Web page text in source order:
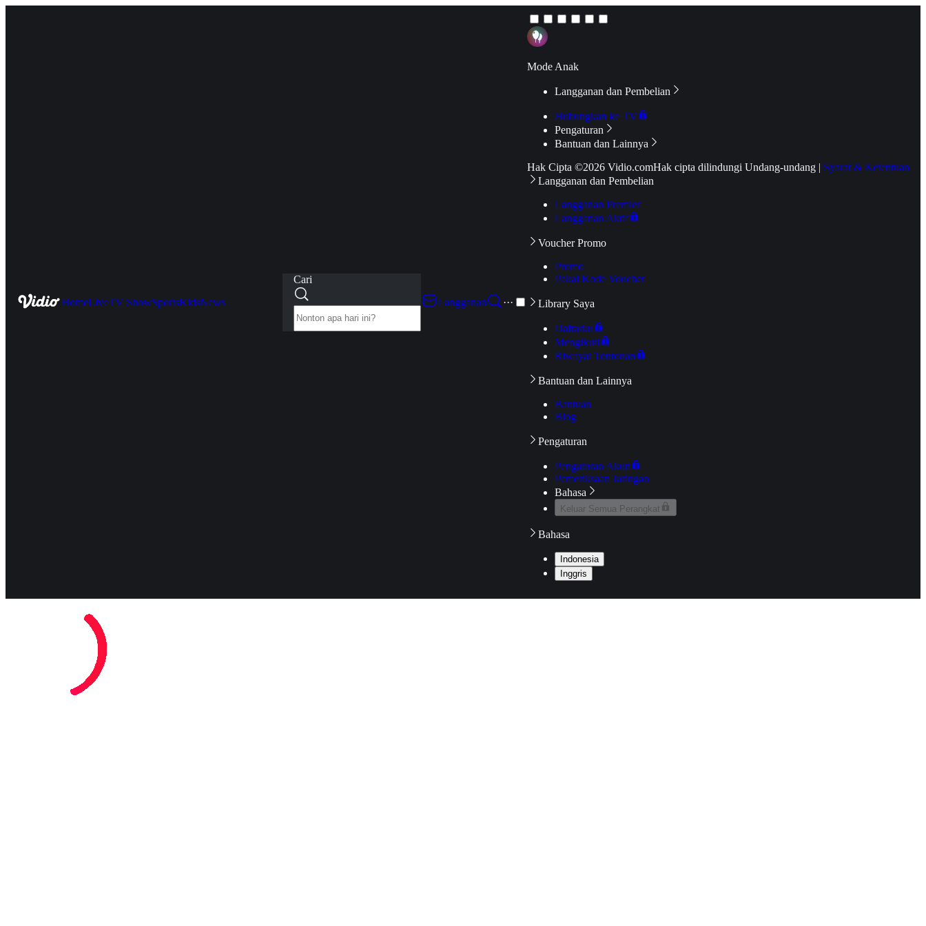
HomeLiveTV ShowSportsKidsNews
Cari
Langganan
···
Mode Anak
Langganan dan Pembelian
Hubungkan ke TV
Pengaturan
Bantuan dan Lainnya
Hak Cipta ©2026 Vidio.comHak cipta dilindungi Undang-undang | Syarat & Ketentuan
Langganan dan Pembelian
Langganan Premier
Langganan Aktif
Voucher Promo
Promo
Pakai Kode Voucher
Library Saya
Daftarku
Mengikuti
Riwayat Tontonan
Bantuan dan Lainnya
Bantuan
Blog
Pengaturan
Pengaturan Akun
Pemeriksaan Jaringan
Bahasa
Keluar Semua Perangkat
Bahasa
Indonesia
Inggris